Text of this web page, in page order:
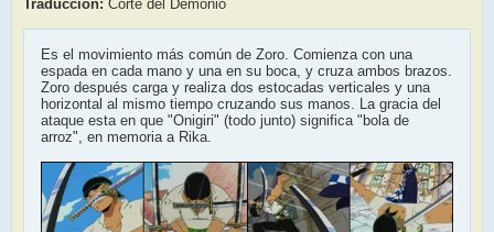
Traducción: Corte del Demonio
Es el movimiento más común de Zoro. Comienza con una
espada en cada mano y una en su boca, y cruza ambos brazos.
Zoro después carga y realiza dos estocadas verticales y una
horizontal al mismo tiempo cruzando sus manos. La gracia del
ataque esta en que "Onigiri" (todo junto) significa "bola de
arroz", en memoria a Rika.